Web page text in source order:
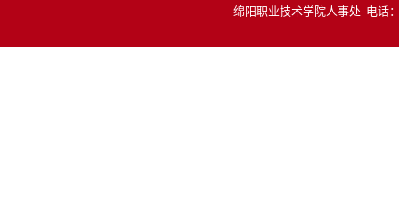
绵阳职业技术学院人事处 电话